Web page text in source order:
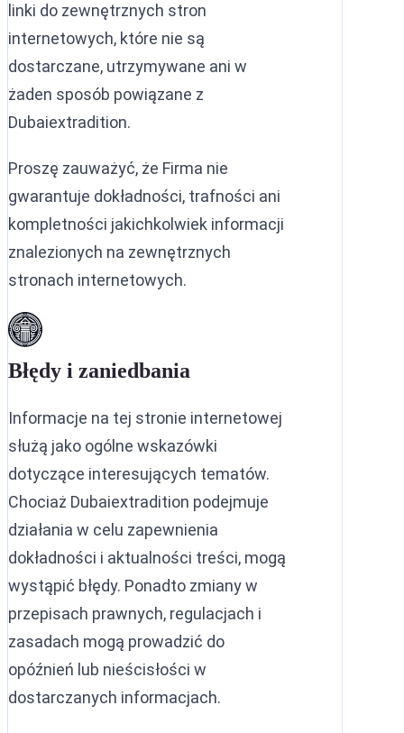
linki do zewnętrznych stron
internetowych, które nie są
dostarczane, utrzymywane ani w
żaden sposób powiązane z
Dubaiextradition.
Proszę zauważyć, że Firma nie
gwarantuje dokładności, trafności ani
kompletności jakichkolwiek informacji
znalezionych na zewnętrznych
stronach internetowych.
Błędy i zaniedbania
Informacje na tej stronie internetowej
służą jako ogólne wskazówki
dotyczące interesujących tematów.
Chociaż Dubaiextradition podejmuje
działania w celu zapewnienia
dokładności i aktualności treści, mogą
wystąpić błędy. Ponadto zmiany w
przepisach prawnych, regulacjach i
zasadach mogą prowadzić do
opóźnień lub nieścisłości w
dostarczanych informacjach.